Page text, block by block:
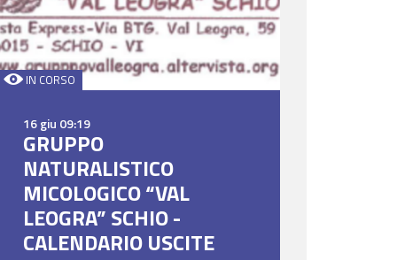
IN CORSO
16 giu 09:19
GRUPPO
NATURALISTICO
MICOLOGICO “VAL
LEOGRA” SCHIO -
CALENDARIO USCITE